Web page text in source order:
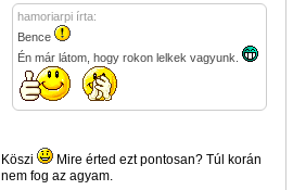
hamoriarpi írta:
Bence
Én már látom, hogy rokon lelkek vagyunk.
Köszi
Mire érted ezt pontosan? Túl korán
nem fog az agyam.